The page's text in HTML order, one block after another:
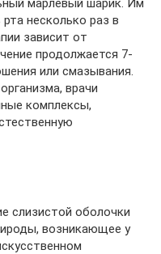
марлевый шарик. Им
несколько раз в
зависит от
продолжается 7-
или смазывания.
врачи
комплексы,
слизистой оболочки
возникающее у